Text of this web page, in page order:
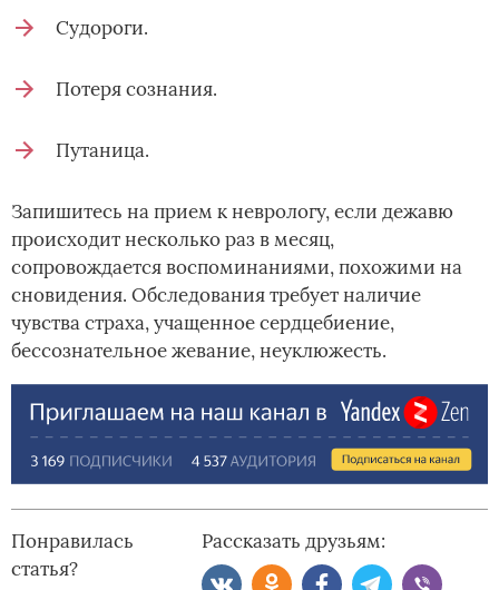
Судороги.
Потеря сознания.
Путаница.
Запишитесь на прием к неврологу, если дежавю
происходит несколько раз в месяц,
сопровождается воспоминаниями, похожими на
сновидения. Обследования требует наличие
чувства страха, учащенное сердцебиение,
бессознательное жевание, неуклюжесть.
Понравилась
статья?
Рассказать друзьям: